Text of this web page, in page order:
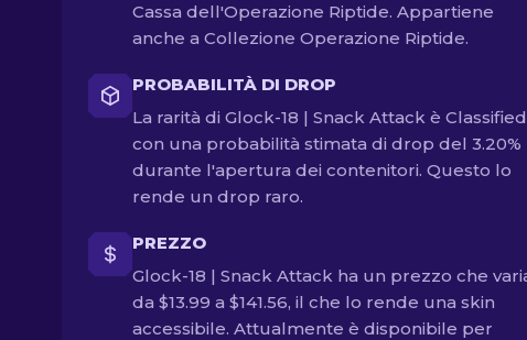
Cassa dell'Operazione Riptide. Appartiene
anche a Collezione Operazione Riptide.
PROBABILITÀ DI DROP
La rarità di Glock-18 | Snack Attack è
con una probabilità stimata di drop del 3.20%
durante l'apertura dei contenitori. Questo lo
rende un drop raro.
PREZZO
Glock-18 | Snack Attack ha un prezzo che
da $13.99 a $141.56, il che lo rende una skin
accessibile. Attualmente è disponibile per